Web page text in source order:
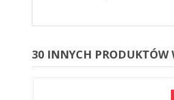
30 INNYCH PRODUKTÓW